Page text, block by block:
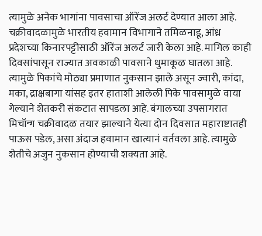
त्यामुळे अनेक भागांना पावसाचा ऑरेंज अलर्ट देण्यात आला आहे.
चक्रीवादळामुळे भारतीय हवामान विभागाने तमिळनाडू, आंध्र
प्रदेशच्या किनारपट्टीसाठी ऑरेंज अलर्ट जारी केला आहे. मागिल काही
दिवसांपासून राज्यात अवकाळी पावसाने धुमाकूळ घातला आहे.
त्यामुळे पिकांचे मोठ्या प्रमाणात नुकसान झाले असून ज्वारी, कांदा,
मका, द्राक्षबागा यांसह इतर हाताशी आलेली पिके पावसामुळे वाया
गेल्याने शेतकरी संकटात सापडला आहे. बंगालच्या उपसागरात
मिचॉन्ग चक्रीवादळ तयार झाल्याने येत्या दोन दिवसात महाराष्टातही
पाऊस पडेल, असा अंदाज हवामान खात्यानं वर्तवला आहे. त्यामुळे
शेतीचे अजुन नुकसान होण्याची शक्यता आहे.